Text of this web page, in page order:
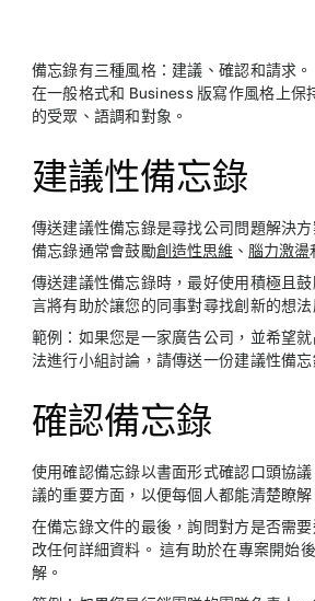
備忘錄有三種風格：建議、確認和請求
在一般格式和 Business 版寫作風格上保
的受眾、語調和對象。
建議性備忘錄
傳送建議性備忘錄是尋找公司問題解決
備忘錄通常會鼓勵創造性思維、 腦力激盪
傳送建議性備忘錄時，最好使用積極且
言將有助於讓您的同事對尋找創新的想法
範例： 如果您是一家廣告公司，並希望
法進行小組討論，請傳送一份建議性備忘
確認備忘錄
使用確認備忘錄以書面形式確認口頭協
議的重要方面，以便每個人都能清楚瞭解
在備忘錄文件的最後，詢問對方是否需
改任何詳細資料。 這有助於在專案開始
解。